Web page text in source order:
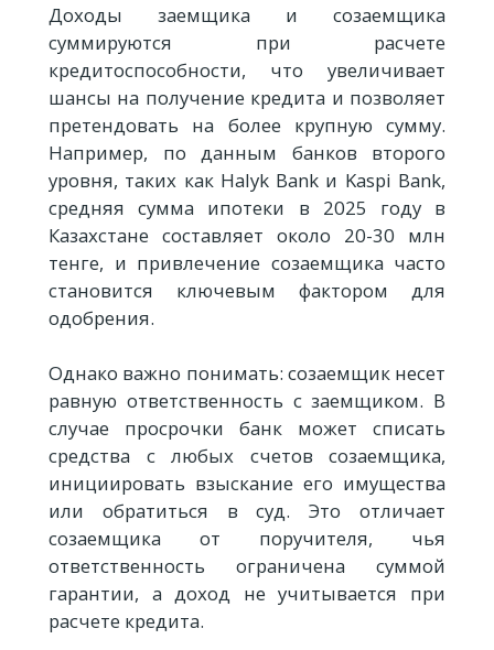
Доходы заемщика и созаемщика
суммируются при расчете
кредитоспособности, что увеличивает
шансы на получение кредита и позволяет
претендовать на более крупную сумму.
Например, по данным банков второго
уровня, таких как Halyk Bank и Kaspi Bank,
средняя сумма ипотеки в 2025 году в
Казахстане составляет около 20-30 млн
тенге, и привлечение созаемщика часто
становится ключевым фактором для
одобрения.
Однако важно понимать: созаемщик несет
равную ответственность с заемщиком. В
случае просрочки банк может списать
средства с любых счетов созаемщика,
инициировать взыскание его имущества
или обратиться в суд. Это отличает
созаемщика от поручителя, чья
ответственность ограничена суммой
гарантии, а доход не учитывается при
расчете кредита.